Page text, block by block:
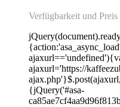
Verfügbarkeit und Preis
ajaxurl='https://
{jQuery('#asa-